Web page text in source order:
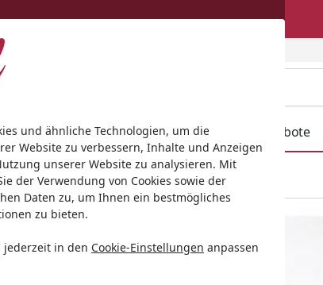
und ähnliche Technologien, um die
Website zu verbessern, Inhalte und Anzeigen
unserer Website zu analysieren. Mit
der Verwendung von Cookies sowie der
Daten zu, um Ihnen ein bestmögliches
zu bieten.
in den Cookie-Einstellungen anpassen
Teich Andere Tierarten Geschenkideen Angebote
Pflege & Hygiene Bunny Bedding Naturstreu